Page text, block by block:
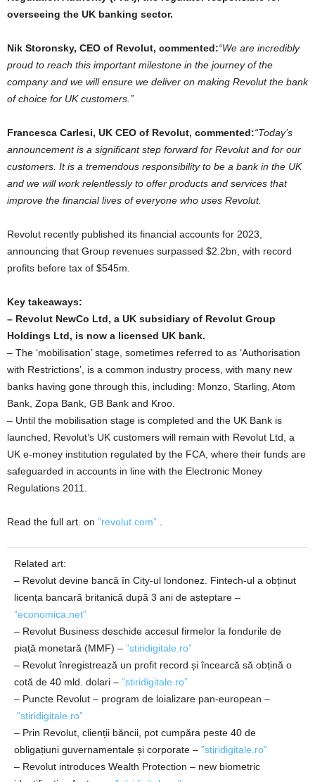
overseeing the UK banking sector.
Nik Storonsky, CEO of Revolut, commented:“We are incredibly
proud to reach this important milestone in the journey of the
company and we will ensure we deliver on making Revolut the bank
of choice for UK customers.”
Francesca Carlesi, UK CEO of Revolut, commented:“Today’s
announcement is a significant step forward for Revolut and for our
customers. It is a tremendous responsibility to be a bank in the UK
and we will work relentlessly to offer products and services that
improve the financial lives of everyone who uses Revolut.
Revolut recently published its financial accounts for 2023,
announcing that Group revenues surpassed $2.2bn, with record
profits before tax of $545m.
Key takeaways:
– Revolut NewCo Ltd, a UK subsidiary of Revolut Group
Holdings Ltd, is now a licensed UK bank.
– The ‘mobilisation’ stage, sometimes referred to as ‘Authorisation
with Restrictions’, is a common industry process, with many new
banks having gone through this, including: Monzo, Starling, Atom
Bank, Zopa Bank, GB Bank and Kroo.
– Until the mobilisation stage is completed and the UK Bank is
launched, Revolut’s UK customers will remain with Revolut Ltd, a
UK e-money institution regulated by the FCA, where their funds are
safeguarded in accounts in line with the Electronic Money
Regulations 2011.
Read the full art. on ”revolut.com” .
Related art:
– Revolut devine bancă în City-ul londonez. Fintech-ul a obținut
licența bancară britanică după 3 ani de așteptare –
”economica.net”
– Revolut Business deschide accesul firmelor la fondurile de
piață monetară (MMF) – ”stiridigitale.ro”
– Revolut înregistrează un profit record și încearcă să obțină o
cotă de 40 mld. dolari – ”stiridigitale.ro”
– Puncte Revolut – program de loializare pan-european –
”stiridigitale.ro”
– Prin Revolut, clienții băncii, pot cumpăra peste 40 de
obligațiuni guvernamentale și corporate – ”stiridigitale.ro”
– Revolut introduces Wealth Protection – new biometric